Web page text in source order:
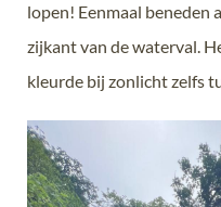
lopen! Eenmaal beneden
zijkant van de waterval.
kleurde bij zonlicht zelfs